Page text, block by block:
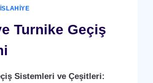
İSLAHIYE
Turnike Geçiş
Sistemleri ve Çeşitleri: